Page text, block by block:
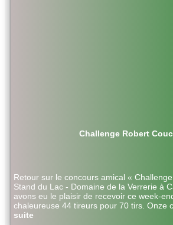
Challenge Robert
Retour sur le concours amical «
Stand du Lac - Domaine de la Verrerie à
avons eu le plaisir de recevoir ce week-
chaleureuse 44 tireurs pour 70 tirs. Onze
suite